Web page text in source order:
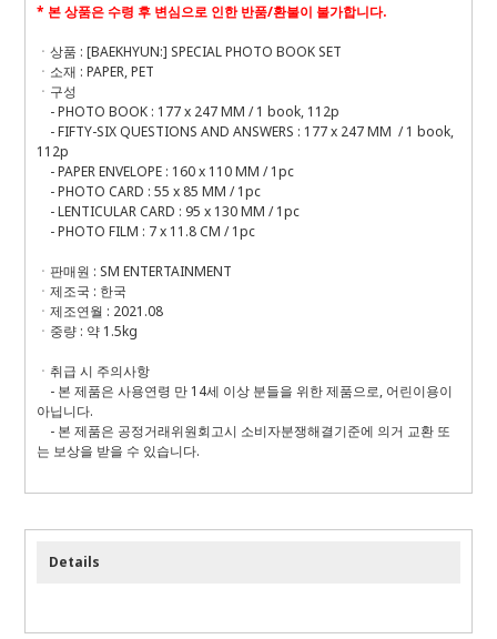
* 본 상품은 수령 후 변심으로 인한 반품/환불이 불가합니다.
ㆍ상품 : [BAEKHYUN:] SPECIAL PHOTO BOOK SET
ㆍ소재 : PAPER, PET
ㆍ구성
- PHOTO BOOK : 177 x 247 MM / 1 book, 112p
- FIFTY-SIX QUESTIONS AND ANSWERS : 177 x 247 MM / 1 book,
112p
- PAPER ENVELOPE : 160 x 110 MM / 1pc
- PHOTO CARD : 55 x 85 MM / 1pc
- LENTICULAR CARD : 95 x 130 MM / 1pc
- PHOTO FILM : 7 x 11.8 CM / 1pc
ㆍ판매원 : SM ENTERTAINMENT
ㆍ제조국 : 한국
ㆍ제조연월 : 2021.08
ㆍ중량 : 약 1.5kg
ㆍ취급 시 주의사항
- 본 제품은 사용연령 만 14세 이상 분들을 위한 제품으로, 어린이용이
아닙니다.
- 본 제품은 공정거래위원회고시 소비자분쟁해결기준에 의거 교환 또
는 보상을 받을 수 있습니다.
Details